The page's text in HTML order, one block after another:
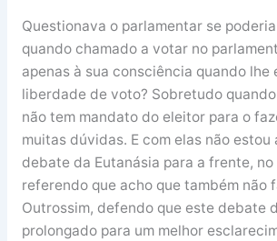
Questionava o parlamentar se
quando chamado a votar no
apenas à sua consciência quando lhe
liberdade de voto? Sobretudo
não tem mandato do eleitor para o
muitas dúvidas. E com elas não estou
debate da Eutanásia para a frente,
referendo que acho que também não
Outrossim, defendo que este debate
prolongado para um melhor